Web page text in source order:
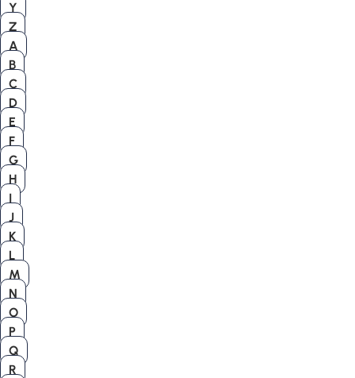
Y
Z
A
B
C
D
E
F
G
H
I
J
K
L
M
N
O
P
Q
R